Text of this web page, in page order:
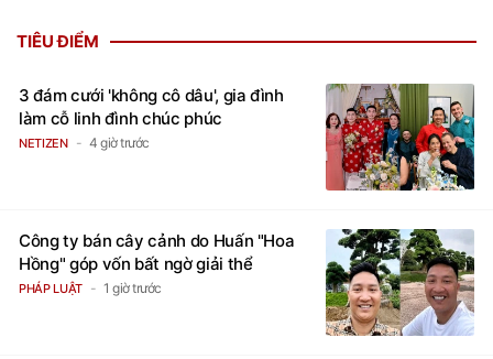
TIÊU ĐIỂM
3 đám cưới 'không cô dâu', gia đình
làm cỗ linh đình chúc phúc
NETIZEN 4 giờ trước
Công ty bán cây cảnh do Huấn "Hoa
Hồng" góp vốn bất ngờ giải thể
PHÁP LUẬT 1 giờ trước